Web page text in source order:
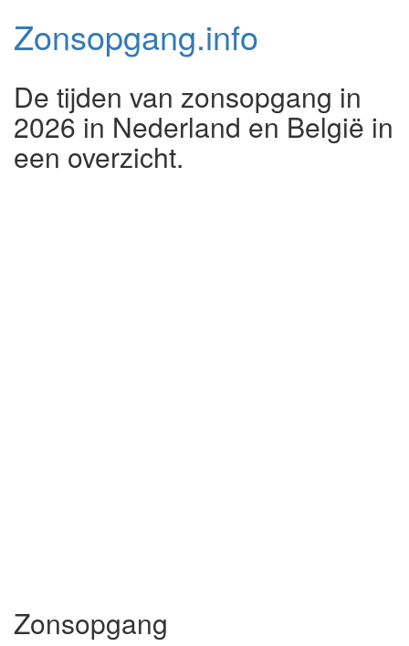
Zonsopgang.info
De tijden van zonsopgang in
2026 in Nederland en België in
een overzicht.
Zonsopgang